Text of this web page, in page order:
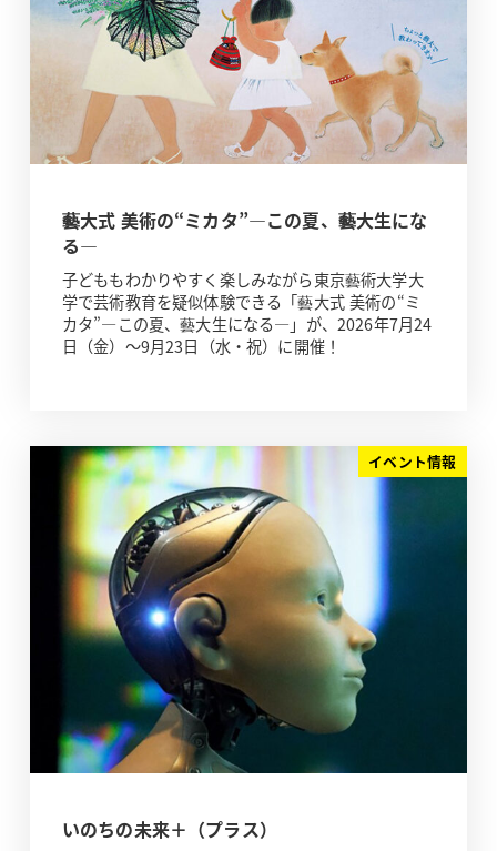
藝大式 美術の“ミカタ”―この夏、藝大生にな
る―
子どももわかりやすく楽しみながら東京藝術大学大
学で芸術教育を疑似体験できる「藝大式 美術の“ミ
カタ”―この夏、藝大生になる―」が、2026年7月24
日（金）～9月23日（水・祝）に開催！
イベント情報
いのちの未来＋（プラス）